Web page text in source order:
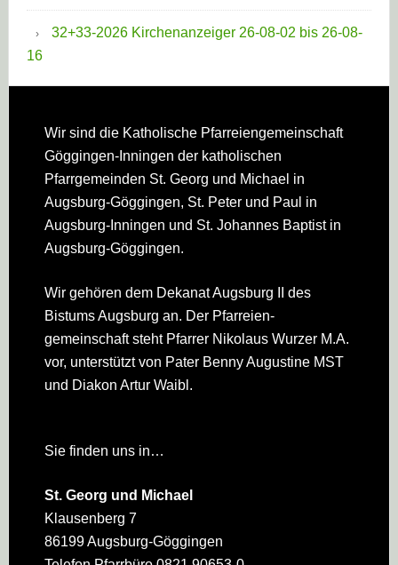
32+33-2026 Kirchenanzeiger 26-08-02 bis 26-08-
16
Footer
Wir sind die Katholische Pfarreien­gemeinschaft
Göggingen-Inningen der katholischen
Pfarrgemeinden St. Georg und Michael in
Augsburg-Göggingen, St. Peter und Paul in
Augsburg-Inningen und St. Johannes Baptist in
Augsburg-Göggingen.
Wir gehören dem Dekanat Augsburg II des
Bistums Augsburg an. Der Pfarreien­
gemeinschaft steht Pfarrer Nikolaus Wurzer M.A.
vor, unterstützt von Pater Benny Augustine MST
und Diakon Artur Waibl.
Sie finden uns in…
St. Georg und Michael
Klausenberg 7
86199 Augsburg-Göggingen